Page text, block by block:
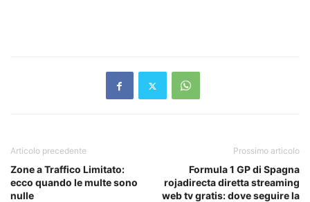
Articolo precedente
Zone a Traffico Limitato:
ecco quando le multe sono
nulle
Prossimo articolo
Formula 1 GP di Spagna
rojadirecta diretta streaming
web tv gratis: dove seguire la